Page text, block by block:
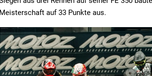
Meisterschaft auf 33 Punkte aus.